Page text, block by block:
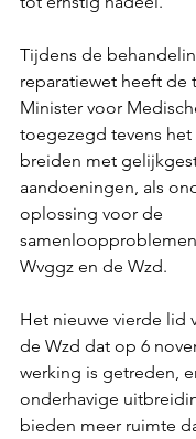
Tijdens de
reparatiewet heeft de
Minister voor
toegezegd tevens
breiden met
aandoeningen, als
oplossing voor de
Wvggz en de Wzd.
Het nieuwe vierde lid
de Wzd dat op 6
werking is getreden,
onderhavige
bieden meer ruimte